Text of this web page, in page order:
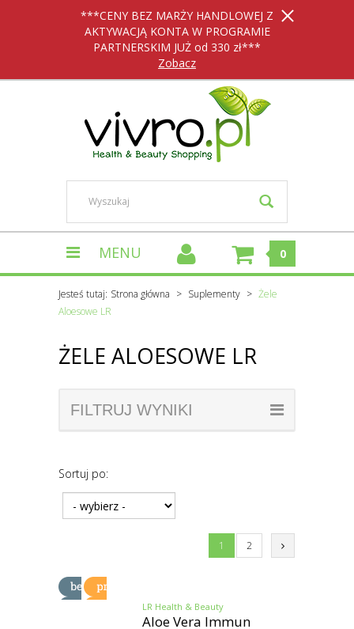
***CENY BEZ MARŻY HANDLOWEJ Z
AKTYWACJĄ KONTA W PROGRAMIE
PARTNERSKIM JUŻ od 330 zł***
Zobacz
MENU 0
Jesteś tutaj: Strona główna Suplementy
Żele
Aloesowe LR
ŻELE ALOESOWE LR
FILTRUJ WYNIKI
Sortuj po:
1 2
LR Health & Beauty
Aloe Vera Immun